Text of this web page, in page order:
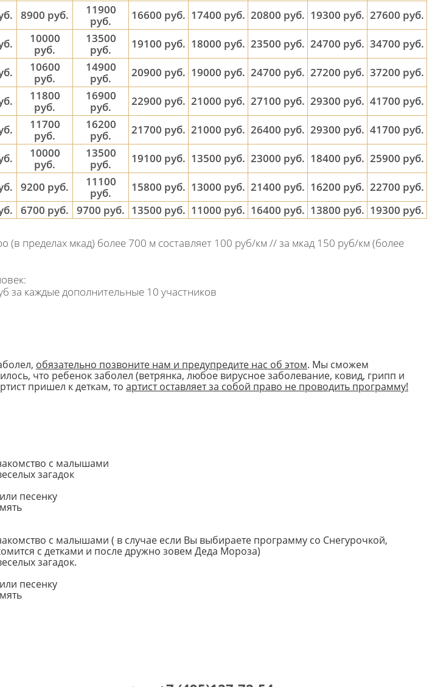
8900 руб.
11900
руб.
16600 руб. 17400 руб. 20800 руб. 19300 руб. 27600 руб.
10000
руб.
13500
руб.
19100 руб. 18000 руб. 23500 руб. 24700 руб. 34700 руб.
10600
руб.
14900
руб.
20900 руб. 19000 руб. 24700 руб. 27200 руб. 37200 руб.
11800
руб.
16900
руб.
22900 руб. 21000 руб. 27100 руб. 29300 руб. 41700 руб.
11700
руб.
16200
руб.
21700 руб. 21000 руб. 26400 руб. 29300 руб. 41700 руб.
10000
руб.
13500
руб.
19100 руб. 13500 руб. 23000 руб. 18400 руб. 25900 руб.
9200 руб.
11100
руб.
15800 руб. 13000 руб. 21400 руб. 16200 руб. 22700 руб.
6700 руб. 9700 руб. 13500 руб. 11000 руб. 16400 руб. 13800 руб. 19300 руб.
(в пределах мкад) более 700 м составляет 100 руб/км // за мкад 150 руб/км (более
за каждые дополнительные 10 участников
обязательно позвоните нам и предупредите нас об этом. Мы сможем
что ребенок заболел (ветрянка, любое вирусное заболевание, ковид, грипп и
пришел к деткам, то артист оставляет за собой право не проводить программу!
с малышами
загадок
песенку
с малышами ( в случае если Вы выбираете программу со Снегурочкой,
с детками и после дружно зовем Деда Мороза)
загадок.
песенку